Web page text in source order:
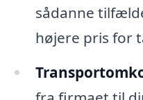
sådanne
højere pris for